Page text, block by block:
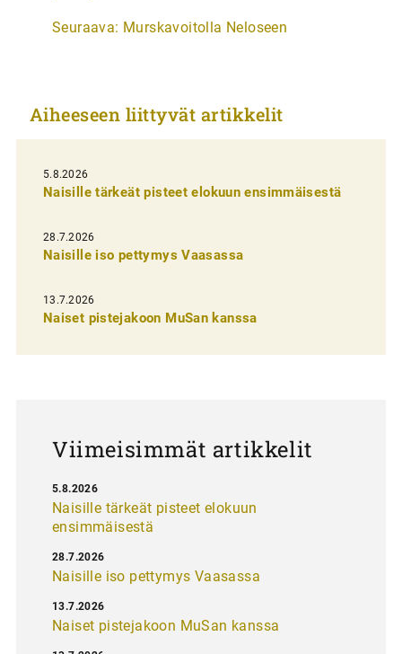
i
e
i
e
n
s
e
l
Seuraava: Murskavoitolla Neloseen
Aiheeseen liittyvät artikkelit
5.8.2026
Naisille tärkeät pisteet elokuun ensimmäisestä
28.7.2026
Naisille iso pettymys Vaasassa
13.7.2026
Naiset pistejakoon MuSan kanssa
Viimeisimmät artikkelit
Naisille tärkeät pisteet elokuun
ensimmäisestä
5.8.2026
Naisille iso pettymys Vaasassa
28.7.2026
Naiset pistejakoon MuSan kanssa
13.7.2026